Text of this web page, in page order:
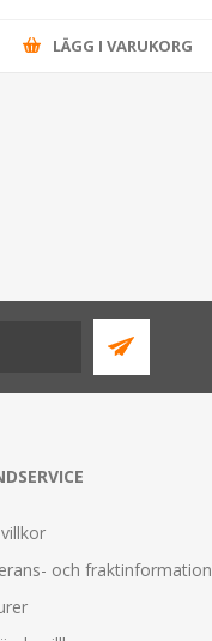
LÄGG I VARUKORG
och fraktinformation